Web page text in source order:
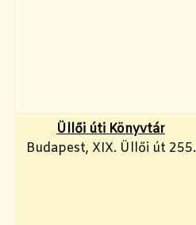
Üllői úti Könyvtár
Budapest, XIX. Üllői út 255.